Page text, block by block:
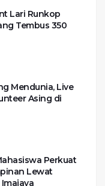
Lari Runkop
Tembus 350
Mendunia, Live
Asing di
Perkuat
Lewat